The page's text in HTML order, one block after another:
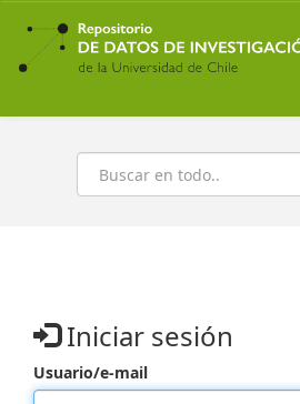
Ir
contenido
principal
Buscar
Iniciar sesión
Usuario/e-mail